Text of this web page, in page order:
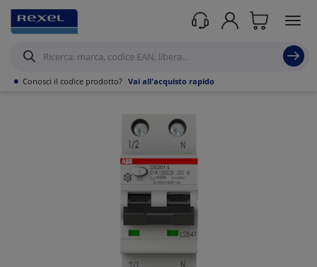
• Conosci il codice prodotto? Vai all'acquisto rapido
Prodotti /Distribuzione elettrica Protezione dell'energia/Interruttori
Modulari Magnetotermici 2P 3P 4P >=6KA